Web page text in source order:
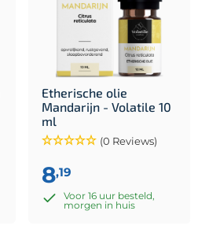
Etherische olie
Mandarijn - Volatile 10
ml
(0 Reviews)
8,19
Voor 16 uur besteld,
morgen in huis